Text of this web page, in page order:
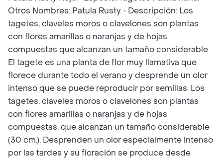
Otros Nombres: Patula Rusty. • Descripción: Los
tagetes, claveles moros o clavelones son plantas
con flores amarillas o naranjas y de hojas
compuestas que alcanzan un tamaño considerable
El tagete es una planta de flor muy llamativa que
florece durante todo el verano y desprende un olor
intenso que se puede reproducir por semillas. Los
tagetes, claveles moros o clavelones son plantas
con flores amarillas o naranjas y de hojas
compuestas, que alcanzan un tamaño considerable
(30 cm.). Desprenden un olor especialmente intenso
por las tardes y su floración se produce desde